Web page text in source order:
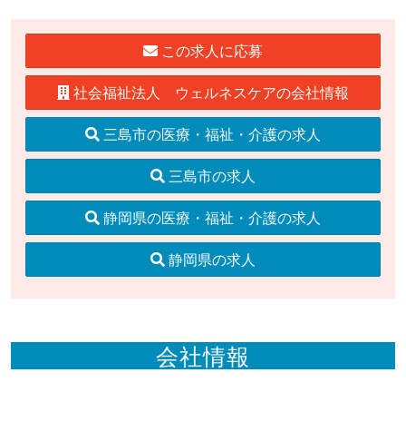
この求人に応募
社会福祉法人 ウェルネスケアの会社情報
三島市の医療・福祉・介護の求人
三島市の求人
静岡県の医療・福祉・介護の求人
静岡県の求人
会社情報